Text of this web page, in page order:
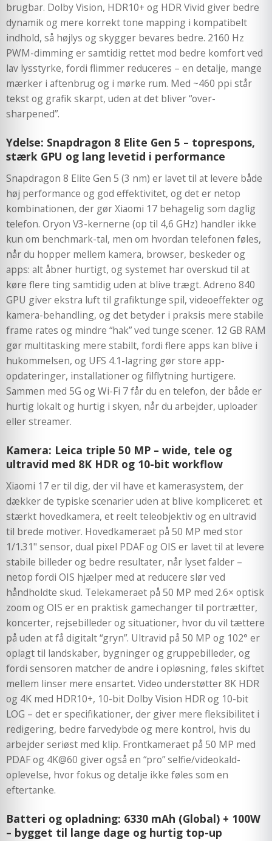
brugbar. Dolby Vision, HDR10+ og HDR Vivid giver bedre
dynamik og mere korrekt tone mapping i kompatibelt
indhold, så højlys og skygger bevares bedre. 2160 Hz
PWM-dimming er samtidig rettet mod bedre komfort ved
lav lysstyrke, fordi flimmer reduceres – en detalje, mange
mærker i aftenbrug og i mørke rum. Med ~460 ppi står
tekst og grafik skarpt, uden at det bliver “over-
sharpened”.
Ydelse: Snapdragon 8 Elite Gen 5 – toprespons,
stærk GPU og lang levetid i performance
Snapdragon 8 Elite Gen 5 (3 nm) er lavet til at levere både
høj performance og god effektivitet, og det er netop
kombinationen, der gør Xiaomi 17 behagelig som daglig
telefon. Oryon V3-kernerne (op til 4,6 GHz) handler ikke
kun om benchmark-tal, men om hvordan telefonen føles,
når du hopper mellem kamera, browser, beskeder og
apps: alt åbner hurtigt, og systemet har overskud til at
køre flere ting samtidig uden at blive trægt. Adreno 840
GPU giver ekstra luft til grafiktunge spil, videoeffekter og
kamera-behandling, og det betyder i praksis mere stabile
frame rates og mindre “hak” ved tunge scener. 12 GB RAM
gør multitasking mere stabilt, fordi flere apps kan blive i
hukommelsen, og UFS 4.1-lagring gør store app-
opdateringer, installationer og filflytning hurtigere.
Sammen med 5G og Wi-Fi 7 får du en telefon, der både er
hurtig lokalt og hurtig i skyen, når du arbejder, uploader
eller streamer.
Kamera: Leica triple 50 MP – wide, tele og
ultravid med 8K HDR og 10-bit workflow
Xiaomi 17 er til dig, der vil have et kamerasystem, der
dækker de typiske scenarier uden at blive kompliceret: et
stærkt hovedkamera, et reelt teleobjektiv og en ultravid
til brede motiver. Hovedkameraet på 50 MP med stor
1/1.31" sensor, dual pixel PDAF og OIS er lavet til at levere
stabile billeder og bedre resultater, når lyset falder –
netop fordi OIS hjælper med at reducere slør ved
håndholdte skud. Telekameraet på 50 MP med 2.6× optisk
zoom og OIS er en praktisk gamechanger til portrætter,
koncerter, rejsebilleder og situationer, hvor du vil tættere
på uden at få digitalt “gryn”. Ultravid på 50 MP og 102° er
oplagt til landskaber, bygninger og gruppebilleder, og
fordi sensoren matcher de andre i opløsning, føles skiftet
mellem linser mere ensartet. Video understøtter 8K HDR
og 4K med HDR10+, 10-bit Dolby Vision HDR og 10-bit
LOG – det er specifikationer, der giver mere fleksibilitet i
redigering, bedre farvedybde og mere kontrol, hvis du
arbejder seriøst med klip. Frontkameraet på 50 MP med
PDAF og 4K@60 giver også en “pro” selfie/videokald-
oplevelse, hvor fokus og detalje ikke føles som en
eftertanke.
Batteri og opladning: 6330 mAh (Global) + 100W
– bygget til lange dage og hurtig top-up